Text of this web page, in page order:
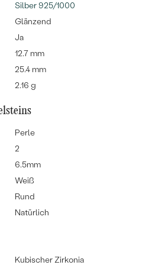
GROWN
Silber 925/1000
Glänzend
Ja
12.7 mm
25.4 mm
2.16 g
Perle
2
6.5mm
Weiß
Rund
Natürlich
Kubischer Zirkonia